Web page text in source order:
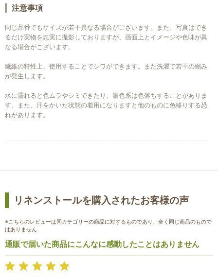
注意事項
同じ品番でもサイズが若干異なる場合がございます。また、写真はでき
るだけ実物を忠実に撮影しておりますが、画面上とイメージや色味が異
なる場合がございます。
繊維の特性上、使用することでシワができます。また洗濯で若干の縮み
が発生します。
水に濡れると色ムラやシミできたり、濃色系は色落ちすることがありま
す。また、汗をかいた状態の着用になりますと他のものに色移りする恐
れがあります。
リネンストールを購入されたお客様の声
※こちらのレビューは同カテゴリーの商品に対するものであり、全く同じ商品のもので
はありません
通販で届いた商品にこんなに感動したことはありません